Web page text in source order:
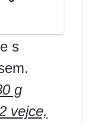
s
g
vejce,